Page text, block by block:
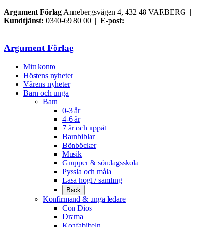
Argument Förlag Annebergsvägen 4, 432 48 VARBERG |
Kundtjänst: 0340-69 80 00 | E-post:
|
Argument Förlag
Mitt konto
Höstens nyheter
Vårens nyheter
Barn och unga
Barn
0-3 år
4-6 år
7 år och uppåt
Barnbiblar
Bönböcker
Musik
Grupper & söndagsskola
Pyssla och måla
Läsa högt / samling
Back
Konfirmand & unga ledare
Con Dios
Drama